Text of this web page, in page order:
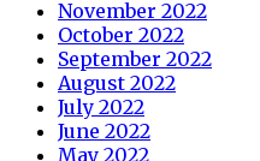
November 2022
October 2022
September 2022
August 2022
July 2022
June 2022
May 2022